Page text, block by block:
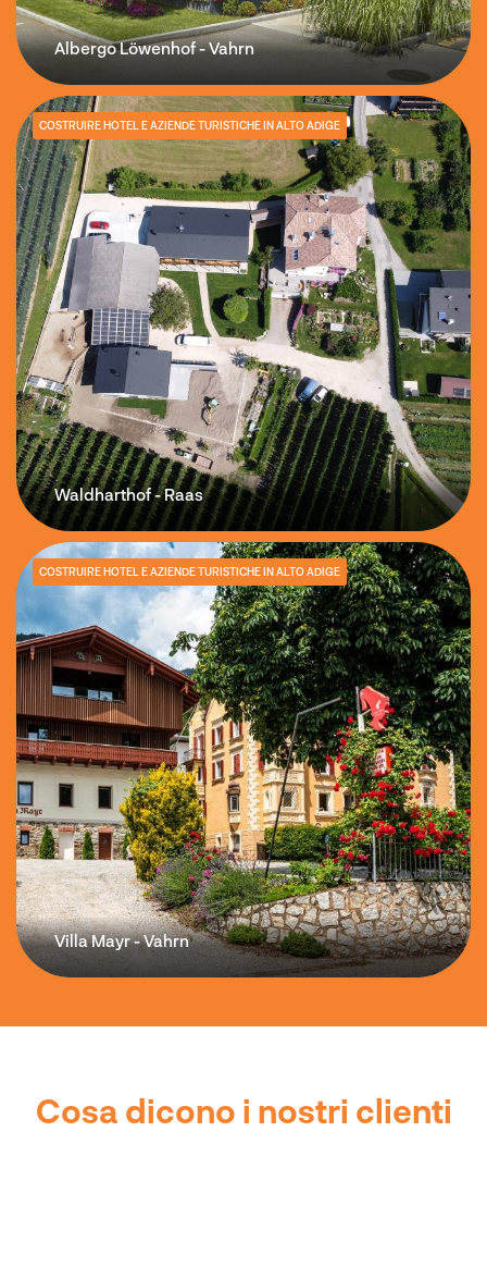
Albergo Löwenhof - Vahrn
COSTRUIRE HOTEL E AZIENDE TURISTICHE IN ALTO ADIGE
Waldharthof - Raas
COSTRUIRE HOTEL E AZIENDE TURISTICHE IN ALTO ADIGE
Villa Mayr - Vahrn
Cosa dicono i nostri clienti